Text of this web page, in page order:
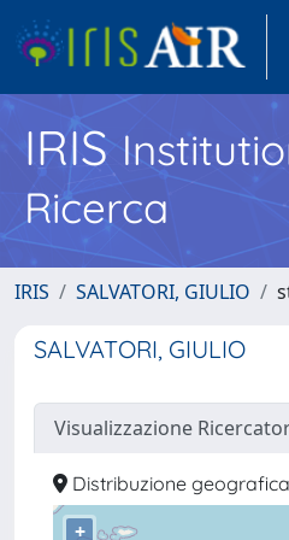
IRIS
Ricerca
IRIS SALVATORI, GIULIO
SALVATORI, GIULIO
Visualizzazione
Distribuzione geografica
+